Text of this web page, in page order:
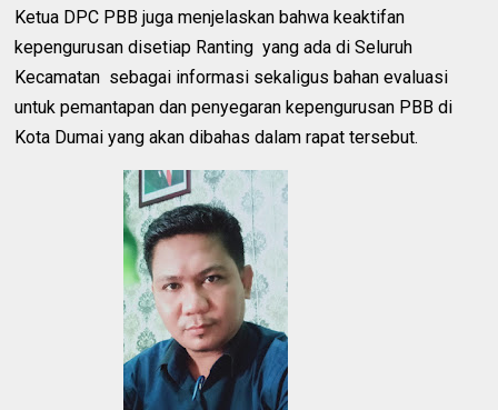
Ketua DPC PBB juga menjelaskan bahwa keaktifan
kepengurusan disetiap Ranting yang ada di Seluruh
Kecamatan sebagai informasi sekaligus bahan evaluasi
untuk pemantapan dan penyegaran kepengurusan PBB di
Kota Dumai yang akan dibahas dalam rapat tersebut.